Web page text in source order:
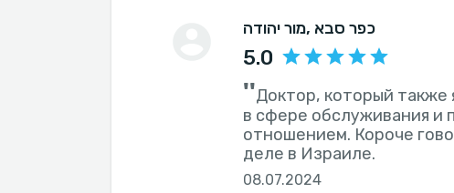
מור יהודה , כפר סבא
5.0
''Доктор, который также
в сфере обслуживания и
отношением. Короче
деле в Израиле.
08.07.2024